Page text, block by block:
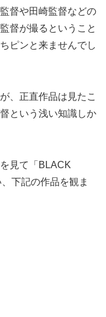
督や田崎監督などの
督が撮るということ
ピンと来ませんでし
、正直作品は見たこ
という浅い知識しか
見て「BLACK
下記の作品を観ま